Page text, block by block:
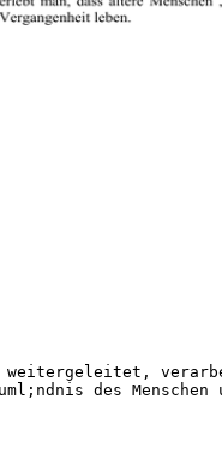
weitergeleitet,
des